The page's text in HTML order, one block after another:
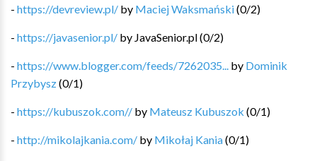
- https://devreview.pl/ by Maciej Waksmański(0/2)
- https://javasenior.pl/ by JavaSenior.pl(0/2)
- https://www.blogger.com/feeds/7262035... by Dominik
Przybysz(0/1)
- https://kubuszok.com// by Mateusz Kubuszok (0/1)
- http://mikolajkania.com/ by Mikołaj Kania(0/1)